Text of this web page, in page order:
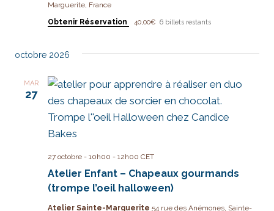
Marguerite, France
Obtenir Réservation
40,00€ 6 billets restants
octobre 2026
MAR
27
Atelier Enfant – Chapeaux gourmands
(trompe l’oeil halloween)
27 octobre - 10h00 - 12h00 CET
Atelier Sainte-Marguerite 54 rue des Anémones, Sainte-